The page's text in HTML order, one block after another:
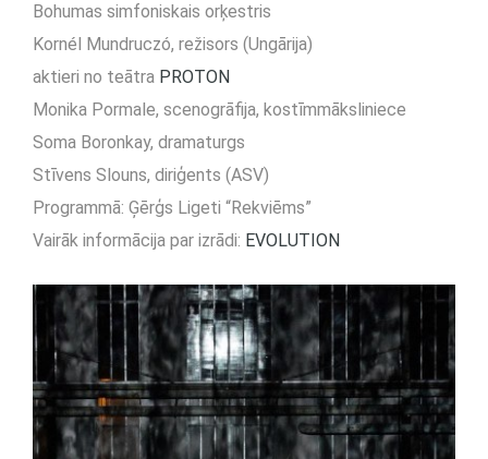
Bohumas simfoniskais orķestris
Kornél Mundruczó, režisors (Ungārija)
aktieri no teātra PROTON
Monika Pormale, scenogrāfija, kostīmmāksliniece
Soma Boronkay, dramaturgs
Stīvens Slouns, diriģents (ASV)
Programmā: Ģērģs Ligeti “Rekviēms”
Vairāk informācija par izrādi: EVOLUTION